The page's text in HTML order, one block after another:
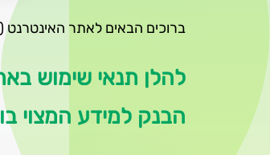
ברוכים הבאים לאתר
להלן תנאי שימוש
הבנק למידע המצוי